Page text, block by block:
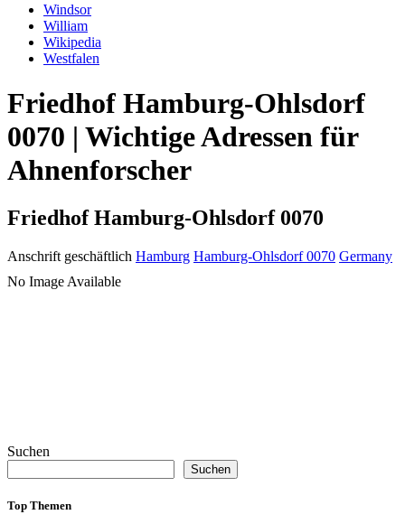
Windsor
William
Wikipedia
Westfalen
Friedhof Hamburg-Ohlsdorf
0070 | Wichtige Adressen für
Ahnenforscher
Friedhof Hamburg-Ohlsdorf 0070
Anschrift geschäftlich Hamburg Hamburg-Ohlsdorf 0070 Germany
No Image Available
Suchen
Suchen
Top Themen